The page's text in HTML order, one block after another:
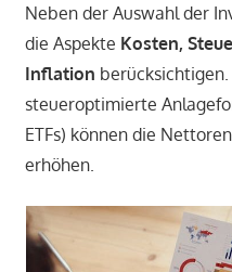
Neben der Auswahl der
die Aspekte Kosten,
Inflation
steueroptimierte
ETFs) können die
erhöhen.